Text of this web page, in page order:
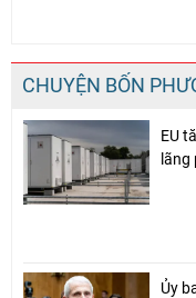
CHUYỆN BỐN
EU
lãng
Ủy